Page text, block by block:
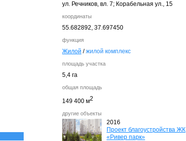
ул. Речников, вл. 7; Корабельная ул., 15
координаты
55.682892, 37.697450
функция
Жилой /жилой комплекс
площадь участка
5,4 га
общая площадь
149 400 м2
другие объекты
2016
Проект благоустройства ЖК
«Ривер парк»